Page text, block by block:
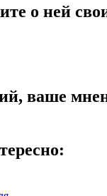
о ней
ваше